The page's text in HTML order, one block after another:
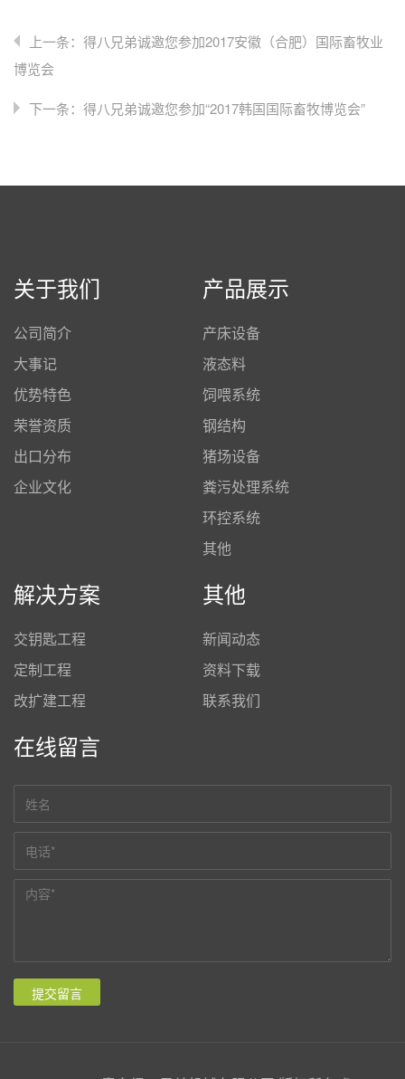
上一条：得八兄弟诚邀您参加2017安徽（合肥）国际畜牧业
博览会
下一条：得八兄弟诚邀您参加“2017韩国国际畜牧博览会”
关于我们
公司简介
大事记
优势特色
荣誉资质
出口分布
企业文化
产品展示
产床设备
液态料
饲喂系统
钢结构
猪场设备
粪污处理系统
环控系统
其他
解决方案
交钥匙工程
定制工程
改扩建工程
其他
新闻动态
资料下载
联系我们
在线留言